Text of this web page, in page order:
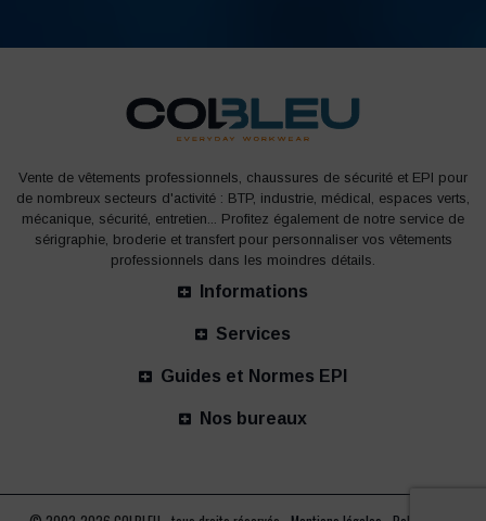
Vente de vêtements professionnels, chaussures de sécurité et EPI pour
de nombreux secteurs d'activité : BTP, industrie, médical, espaces verts,
mécanique, sécurité, entretien... Profitez également de notre service de
sérigraphie, broderie et transfert pour personnaliser vos vêtements
professionnels dans les moindres détails.
Informations
Services
Guides et Normes EPI
Nos bureaux